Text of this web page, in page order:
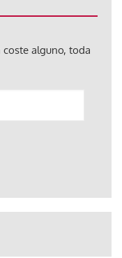
coste alguno, toda